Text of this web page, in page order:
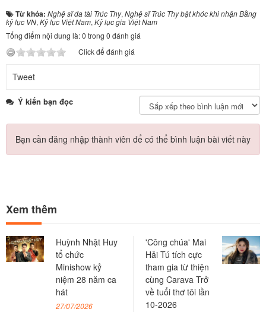
Từ khóa: Nghệ sĩ đa tài Trúc Thy, Nghệ sĩ Trúc Thy bật khóc khi nhận Bằng
kỷ lục VN, Kỷ lục Việt Nam, Kỷ lục gia Việt Nam
Tổng điểm nội dung là: 0 trong 0 đánh giá
Click để đánh giá
Tweet
Ý kiến bạn đọc
Bạn cần đăng nhập thành viên để có thể bình luận bài viết này
Xem thêm
Huỳnh Nhật Huy
tổ chức
Minishow kỷ
niệm 28 năm ca
hát
27/07/2026
'Công chúa' Mai
Hải Tú tích cực
tham gia từ thiện
cùng Carava Trở
về tuổi thơ tôi lần
10-2026